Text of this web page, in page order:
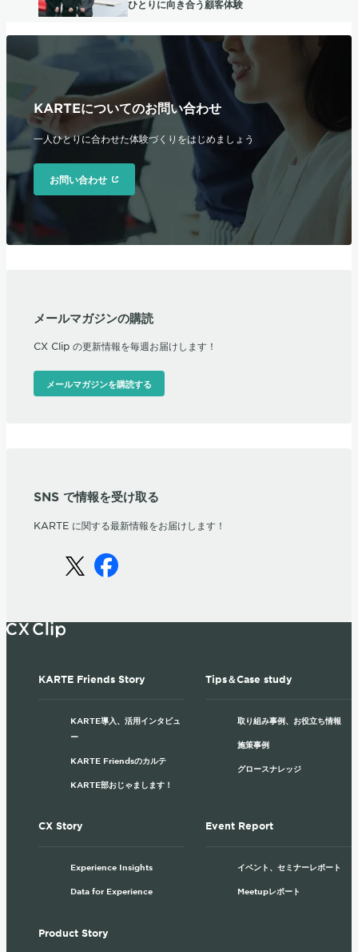
ひとりに向き合う顧客体験
KARTEについてのお問い合わせ
一人ひとりに合わせた体験づくりをはじめましょう
お問い合わせ
メールマガジンの購読
CX Clip の更新情報を毎週お届けします！
メールマガジンを購読する
SNS で情報を受け取る
KARTE に関する最新情報をお届けします！
KARTE Friends Story
KARTE導入、活用インタビュ
ー
KARTE Friendsのカルテ
KARTE部おじゃまします！
Tips＆Case study
取り組み事例、お役立ち情報
施策事例
グロースナレッジ
CX Story
Experience Insights
Data for Experience
Event Report
イベント、セミナーレポート
Meetupレポート
Product Story